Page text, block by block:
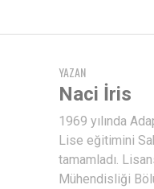
YAZAN
Naci İris
1969 yılında
Lise eğitimini
tamamladı.
Mühendisliği